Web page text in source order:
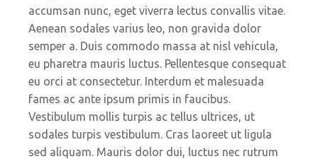
accumsan nunc, eget viverra lectus convallis vitae.
Aenean sodales varius leo, non gravida dolor
semper a. Duis commodo massa at nisl vehicula,
eu pharetra mauris luctus. Pellentesque consequat
eu orci at consectetur. Interdum et malesuada
fames ac ante ipsum primis in faucibus.
Vestibulum mollis turpis ac tellus ultrices, ut
sodales turpis vestibulum. Cras laoreet ut ligula
sed aliquam. Mauris dolor dui, luctus nec rutrum